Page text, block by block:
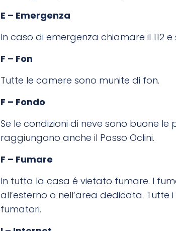
E – Emergenza
In caso di emergenza chiamare il 112
F – Fon
Tutte le camere sono munite di fon.
F – Fondo
Se le condizioni di neve sono buone
raggiungono anche il Passo Oclini.
F – Fumare
In tutta la casa é vietato fumare. I
all’esterno o nell’area dedicata. Tutte
fumatori.